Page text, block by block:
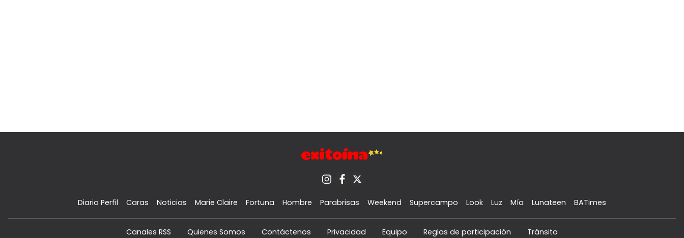
Diario Perfil Caras Noticias Marie Claire Fortuna Hombre Parabrisas Weekend Supercampo Look Luz Mía Lunateen BATimes
Canales RSS Quienes Somos Contáctenos Privacidad Equipo Reglas de participación Tránsito